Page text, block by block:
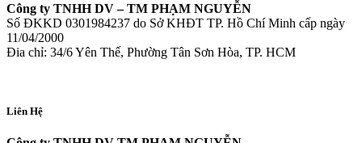
Công ty TNHH DV – TM PHẠM NGUYỄN
Số ĐKKD 0301984237 do Sở KHĐT TP. Hồ Chí Minh cấp ngày
11/04/2000
Đia chỉ: 34/6 Yên Thế, Phường Tân Sơn Hòa, TP. HCM
Liên Hệ